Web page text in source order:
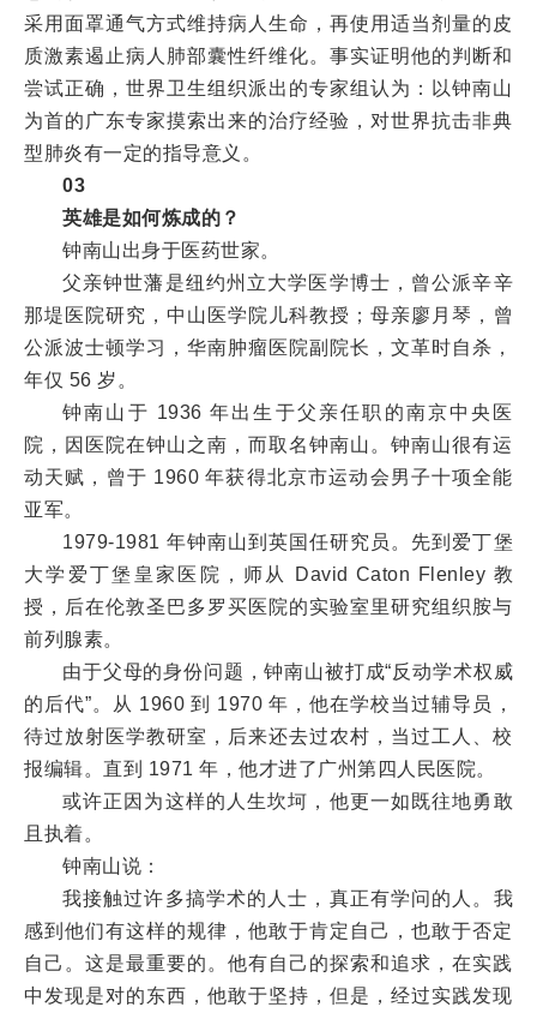
采用面罩通气方式维持病人生命，再使用适当剂量的皮
质激素遏止病人肺部囊性纤维化。事实证明他的判断和
尝试正确，世界卫生组织派出的专家组认为：以钟南山
为首的广东专家摸索出来的治疗经验，对世界抗击非典
型肺炎有一定的指导意义。
03
英雄是如何炼成的？
钟南山出身于医药世家。
父亲钟世藩是纽约州立大学医学博士，曾公派辛辛
那堤医院研究，中山医学院儿科教授；母亲廖月琴，曾
公派波士顿学习，华南肿瘤医院副院长，文革时自杀，
年仅 56 岁。
钟南山于 1936 年出生于父亲任职的南京中央医
院，因医院在钟山之南，而取名钟南山。钟南山很有运
动天赋，曾于 1960 年获得北京市运动会男子十项全能
亚军。
1979-1981 年钟南山到英国任研究员。先到爱丁堡
大学爱丁堡皇家医院，师从 David Caton Flenley 教
授，后在伦敦圣巴多罗买医院的实验室里研究组织胺与
前列腺素。
由于父母的身份问题，钟南山被打成“反动学术权威
的后代”。从 1960 到 1970 年，他在学校当过辅导员，
待过放射医学教研室，后来还去过农村，当过工人、校
报编辑。直到 1971 年，他才进了广州第四人民医院。
或许正因为这样的人生坎坷，他更一如既往地勇敢
且执着。
钟南山说：
我接触过许多搞学术的人士，真正有学问的人。我
感到他们有这样的规律，他敢于肯定自己，也敢于否定
自己。这是最重要的。他有自己的探索和追求，在实践
中发现是对的东西，他敢于坚持，但是，经过实践发现